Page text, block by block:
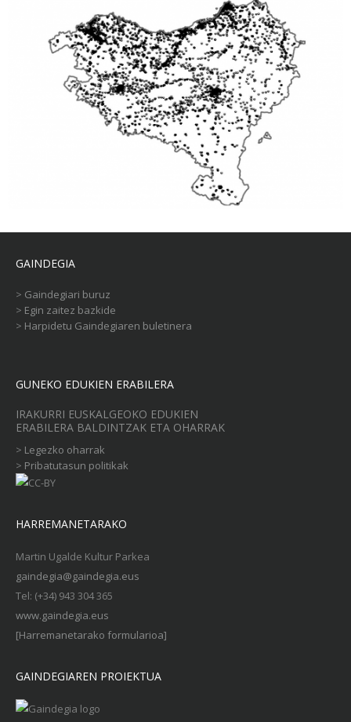
GAINDEGIA
> Gaindegiari buruz
> Egin zaitez bazkide
> Harpidetu Gaindegiaren buletinera
GUNEKO EDUKIEN ERABILERA
IRAKURRI EUSKALGEOKO EDUKIEN
ERABILERA BALDINTZAK ETA OHARRAK
> Legezko oharrak
> Pribatutasun politikak
HARREMANETARAKO
Martin Ugalde Kultur Parkea
gaindegia@gaindegia.eus
Tel: (+34) 943 304 365
www.gaindegia.eus
[Harremanetarako formularioa]
GAINDEGIAREN PROIEKTUA